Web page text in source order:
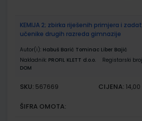
KEMIJA 2; zbirka riješenih primjera i
učenike drugih razreda gimnazije
Autor(i): Habuš Barić Tominac Liber Bajić
Nakladnik: PROFIL KLETT d.o.o. Registarski
DOM
SKU: 567669 CIJENA:
ŠIFRA OMOTA: